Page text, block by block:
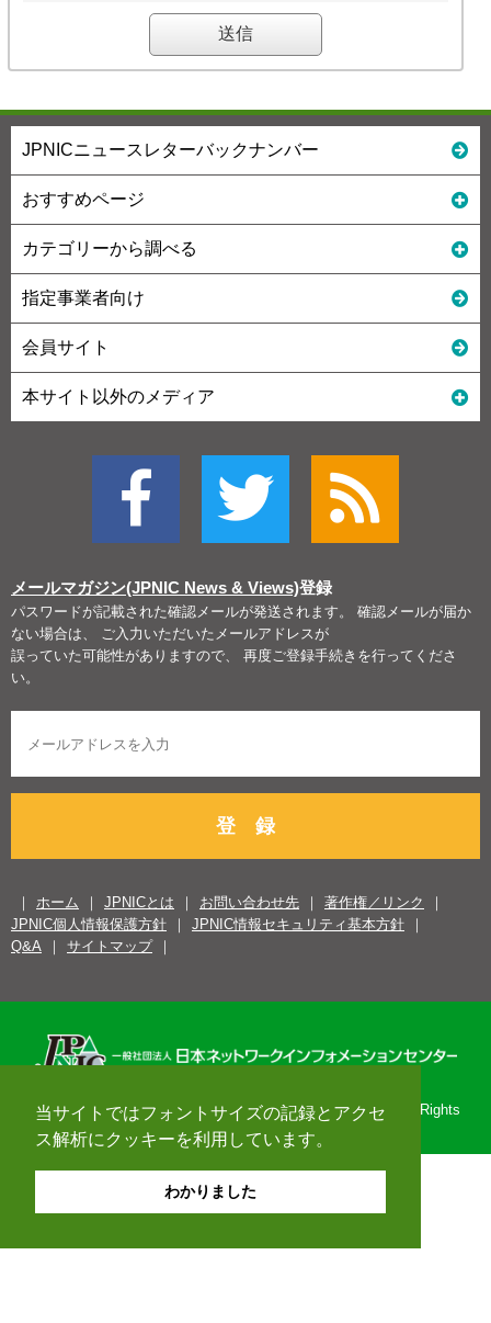
当サイトではフォントサイズの記録とアクセ
ス解析にクッキーを利用しています。
わかりました
JPNICニュースレターバックナンバー
おすすめページ
カテゴリーから調べる
指定事業者向け
会員サイト
本サイト以外のメディア
メールマガジン(JPNIC News & Views)登録
パスワードが記載された確認メールが発送されます。 確認メールが届か
ない場合は、 ご入力いただいたメールアドレスが
誤っていた可能性がありますので、 再度ご登録手続きを行ってくださ
い。
登 録
ホーム JPNICとは お問い合わせ先
著作権／リンク
JPNIC個人情報保護方針
JPNIC情報セキュリティ基本方針
Q&A
サイトマップ
Copyright© 1996-2026 Japan Network Information Center. All Rights
Reserved.